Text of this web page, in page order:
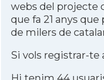
webs del projecte
que fa 21 anys
de milers de
Si vols registrar-te